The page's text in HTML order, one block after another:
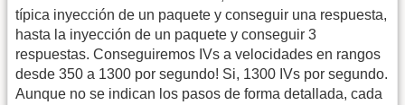
típica inyección de un paquete y conseguir una respuesta,
hasta la inyección de un paquete y conseguir 3
respuestas. Conseguiremos IVs a velocidades en rangos
desde 350 a 1300 por segundo! Si, 1300 IVs por segundo.
Aunque no se indican los pasos de forma detallada, cada